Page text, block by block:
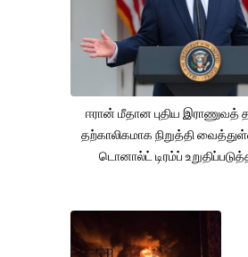
ஈரான் மீதான புதிய இராணுவத்
தற்காலிகமாக நிறுத்தி
டொனால்ட் டிரம்ப்